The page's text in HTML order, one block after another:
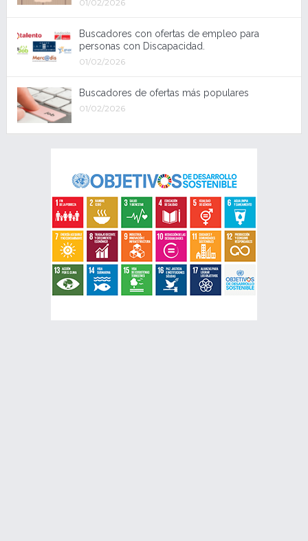
01/02/2026
Buscadores con ofertas de empleo para
personas con Discapacidad.
01/02/2026
Buscadores de ofertas más populares
01/02/2026